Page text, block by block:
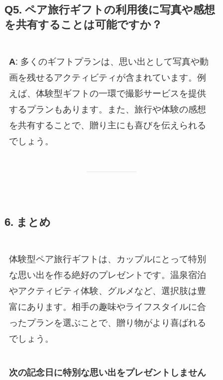
Q5. ペア旅行ギフトの利用後に写真や感想
を共有することは可能ですか？
A: 多くのギフトプランは、思い出として写真や動
画を残せるアクティビティが含まれています。例
えば、体験型ギフトの一環で撮影サービスを提供
するプランもあります。また、旅行や体験の感想
を共有することで、贈り主にも喜びを伝えられる
でしょう。
6. まとめ
体験型ペア旅行ギフトは、カップルにとって特別
な思い出を作る絶好のプレゼントです。温泉宿泊
やアクティビティ体験、グルメなど、選択肢は豊
富にあります。相手の趣味やライフスタイルに合
ったプランを選ぶことで、贈り物がより喜ばれる
でしょう。
次の記念日に特別な思い出をプレゼントしません